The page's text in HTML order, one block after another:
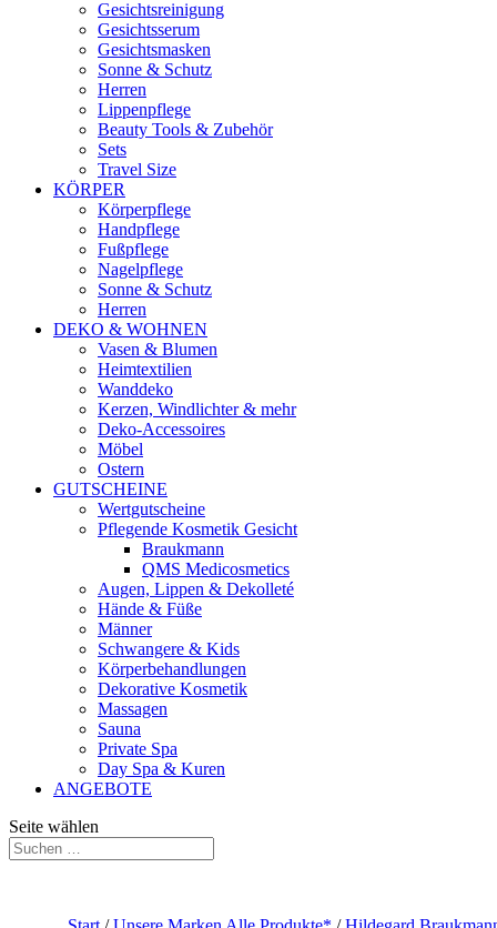
Gesichtsreinigung
Gesichtsserum
Gesichtsmasken
Sonne & Schutz
Herren
Lippenpflege
Beauty Tools & Zubehör
Sets
Travel Size
KÖRPER
Körperpflege
Handpflege
Fußpflege
Nagelpflege
Sonne & Schutz
Herren
DEKO & WOHNEN
Vasen & Blumen
Heimtextilien
Wanddeko
Kerzen, Windlichter & mehr
Deko-Accessoires
Möbel
Ostern
GUTSCHEINE
Wertgutscheine
Pflegende Kosmetik Gesicht
Braukmann
QMS Medicosmetics
Augen, Lippen & Dekolleté
Hände & Füße
Männer
Schwangere & Kids
Körperbehandlungen
Dekorative Kosmetik
Massagen
Sauna
Private Spa
Day Spa & Kuren
ANGEBOTE
Seite wählen